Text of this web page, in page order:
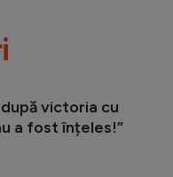
victoria cu
a fost înțeles!”